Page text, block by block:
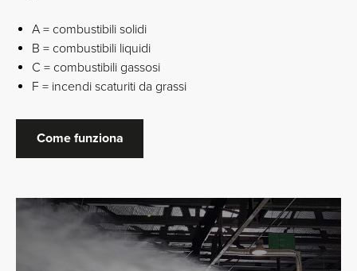
A = combustibili solidi
B = combustibili liquidi
C = combustibili gassosi
F = incendi scaturiti da grassi
Come funziona